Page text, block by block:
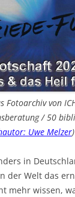
von
/ 50
Uwe Melzer)
in
der Welt das
mehr wissen,